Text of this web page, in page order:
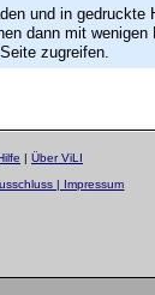
und in gedruckte
dann mit wenigen
zugreifen.
| Über ViLI
| Impressum